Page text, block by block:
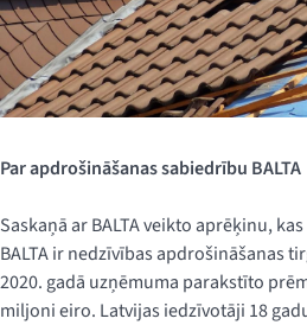
Par apdrošināšanas sabiedrību BALTA
Saskaņā ar BALTA veikto aprēķinu,
BALTA ir nedzīvības apdrošināšanas
2020. gadā uzņēmuma parakstīto
miljoni eiro. Latvijas iedzīvotāji 18